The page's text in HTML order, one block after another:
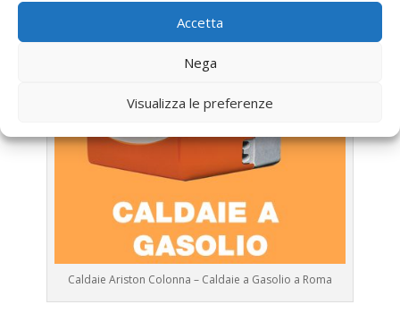
Accetta
Nega
Visualizza le preferenze
Caldaie Ariston Colonna – Caldaie a Gasolio a Roma